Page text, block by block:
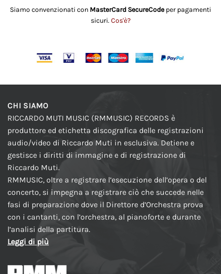
Siamo convenzionati con MasterCard SecureCode per pagamenti
sicuri. Cos'è?
CHI SIAMO
RICCARDO MUTI MUSIC (RMMUSIC) RECORDS è
produttore ed etichetta discografica delle registrazioni
audio/video di Riccardo Muti in esclusiva. Detiene e
gestisce i diritti di immagine e di registrazione di
Riccardo Muti.
RMMUSIC, oltre a registrare l’esecuzione dell’opera o del
concerto, si impegna a registrare ciò che succede nelle
fasi di preparazione dove il Direttore d’Orchestra prova
con i cantanti, con l’orchestra, al pianoforte e durante
l’analisi della partitura.
Leggi di più